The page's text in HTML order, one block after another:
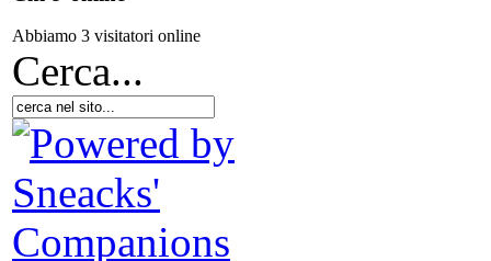
Abbiamo 3 visitatori online
Cerca...